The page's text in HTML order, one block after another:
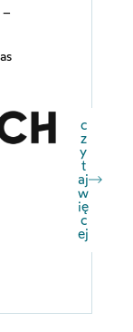
–
c
z
y
t
aj
w
ię
c
ej